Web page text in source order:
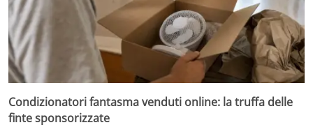
Condizionatori fantasma venduti online: la truffa delle
finte sponsorizzate